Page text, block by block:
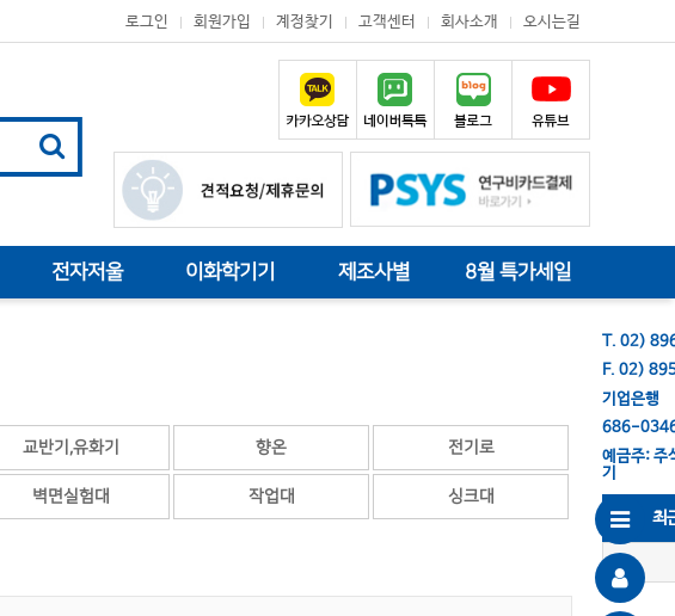
로그인 회원가입 계정찾기 고객센터 회사소개 오시는길
전자저울 이화학기기 제조사별 8월 특가세일
T. 02)
F. 02)
기업은행
686-
예금주: 주
기
최
교반기,유화기 향온 전기로
벽면실험대 작업대 싱크대